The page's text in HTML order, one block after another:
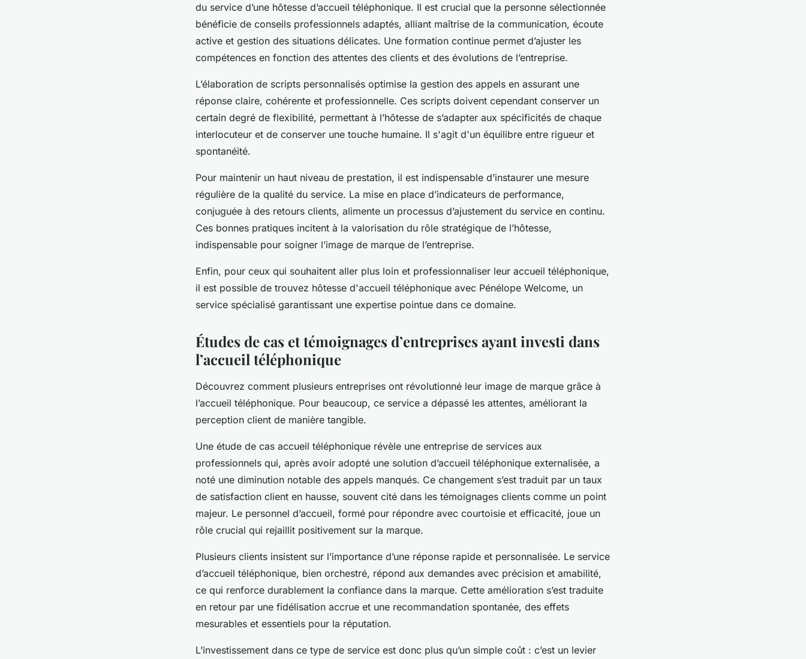
du service d’une hôtesse d’accueil téléphonique. Il est crucial que la personne sélectionnée
bénéficie de conseils professionnels adaptés, alliant maîtrise de la communication, écoute
active et gestion des situations délicates. Une formation continue permet d’ajuster les
compétences en fonction des attentes des clients et des évolutions de l’entreprise.
L’élaboration de scripts personnalisés optimise la gestion des appels en assurant une
réponse claire, cohérente et professionnelle. Ces scripts doivent cependant conserver un
certain degré de flexibilité, permettant à l’hôtesse de s’adapter aux spécificités de chaque
interlocuteur et de conserver une touche humaine. Il s'agit d'un équilibre entre rigueur et
spontanéité.
Pour maintenir un haut niveau de prestation, il est indispensable d’instaurer une mesure
régulière de la qualité du service. La mise en place d’indicateurs de performance,
conjuguée à des retours clients, alimente un processus d’ajustement du service en continu.
Ces bonnes pratiques incitent à la valorisation du rôle stratégique de l’hôtesse,
indispensable pour soigner l’image de marque de l’entreprise.
Enfin, pour ceux qui souhaitent aller plus loin et professionnaliser leur accueil téléphonique,
il est possible de trouvez hôtesse d'accueil téléphonique avec Pénélope Welcome, un
service spécialisé garantissant une expertise pointue dans ce domaine.
Études de cas et témoignages d’entreprises ayant investi dans
l’accueil téléphonique
Découvrez comment plusieurs entreprises ont révolutionné leur image de marque grâce à
l’accueil téléphonique. Pour beaucoup, ce service a dépassé les attentes, améliorant la
perception client de manière tangible.
Une étude de cas accueil téléphonique révèle une entreprise de services aux
professionnels qui, après avoir adopté une solution d’accueil téléphonique externalisée, a
noté une diminution notable des appels manqués. Ce changement s’est traduit par un taux
de satisfaction client en hausse, souvent cité dans les témoignages clients comme un point
majeur. Le personnel d’accueil, formé pour répondre avec courtoisie et efficacité, joue un
rôle crucial qui rejaillit positivement sur la marque.
Plusieurs clients insistent sur l’importance d’une réponse rapide et personnalisée. Le service
d’accueil téléphonique, bien orchestré, répond aux demandes avec précision et amabilité,
ce qui renforce durablement la confiance dans la marque. Cette amélioration s’est traduite
en retour par une fidélisation accrue et une recommandation spontanée, des effets
mesurables et essentiels pour la réputation.
L’investissement dans ce type de service est donc plus qu’un simple coût : c’est un levier